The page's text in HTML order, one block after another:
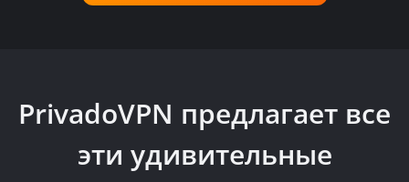
PrivadoVPN предлагает все
эти удивительные